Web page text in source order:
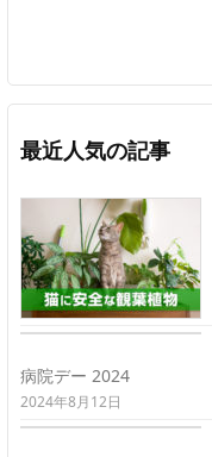
最近人気の記事
病院デー 2024
2024年8月12日